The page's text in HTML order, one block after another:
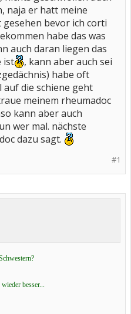
naja er hatt meine
bevor ich corti
habe das was
auch daran liegen das
ist
, kann aber auch sei
habe oft
auf die schiene geht
meinem rheumadoc
kann aber auch
wer mal. nächste
dazu sagt.
#1
besser...